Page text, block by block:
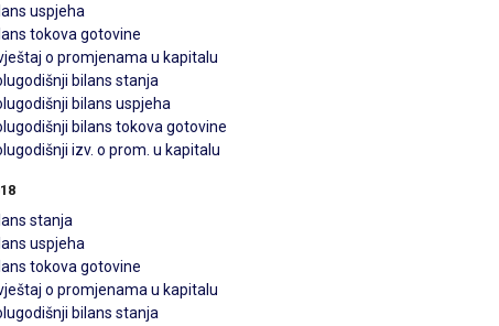
uspjeha
tokova gotovine
o promjenama u kapitalu
bilans stanja
bilans uspjeha
bilans tokova gotovine
izv. o prom. u kapitalu
stanja
uspjeha
tokova gotovine
o promjenama u kapitalu
bilans stanja